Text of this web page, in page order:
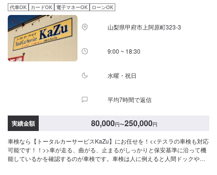
動車：45,040円～●車両重量1,000kgまで：54,950円～●車両重量1,001～
1,500kg：63,150円～●車両重量1,501～2,000kg：71,350円～●車両重量
1,501～2,000kg：79,350円～◆スタンダードコースに含まれる内容・下廻り
洗車、下廻りサビ止め塗装、バッテリー液、冷却水、ウォッシャー液補充、
洗車（室内外）・交換作業1年保証（走行状況により対象外となることがござ
います。）--------------------【1】オファーにてお問い合わせ【2】お見積り
【3】お見積りにご納得いただければ作業開始【4】仕上がり次第納車参考金
円・トヨタアクアスリムコース18,000円スタンダードコース25,300円・トヨ
る可能性があります。【作業実績】ホンダフィット97,000円トヨタヴェルフ
いて》●代車の貸し出し有り福祉車両の代車もございますので、福祉車両をご
希望の場合はお申し付けください。《注意》注意事項（両コース共通）※車検
より、上記の金額が該当するとは限りません。まずはお問い合わせのうえ、
ご確認いただくことをおすすめいたします。※普通車の印紙代は、5ナンバー
の料金です。3ナンバーは+100円となります。※部品代金、追加整備代金は別
代車OK カードOK 電子マネーOK ローンOK
山梨県甲府市上阿原町323-3
9:00 ~ 18:30
水曜・祝日
平均7時間で返信
実績金額 80,000円〜250,000円
車検なら【トータルカーサービスKaZu】にお任せを！<<テスラの車検も対応
可能です！！>>車が走る、曲がる、止まるがしっかりと保安基準に沿って機
能しているかを確認するのが車検です。車検は人に例えると人間ドックや健